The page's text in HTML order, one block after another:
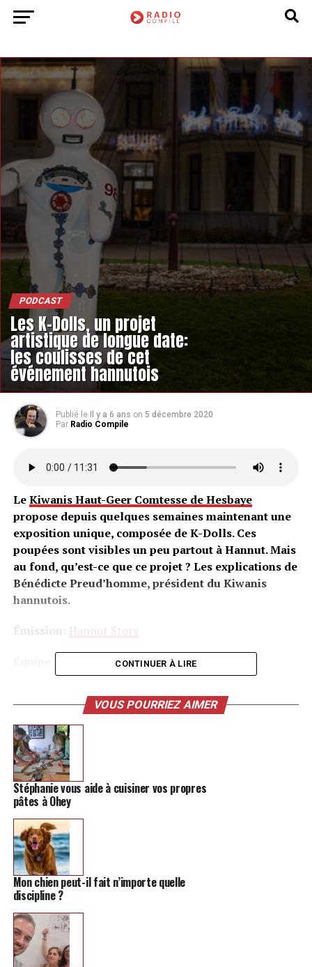
PODCAST
Les K-Dolls, un projet
artistique de longue date:
les coulisses de cet
événement hannutois
Publié le Il y a 6 ans on 5 décembre 2020
Par Radio Compile
LeKiwanis Haut-Geer Comtesse de Hesbaye
propose depuis quelques semaines maintenant une
exposition unique, composée de K-Dolls. Ces
poupées sont visibles un peu partout à Hannut. Mais
au fond, qu’est-ce que ce projet ? Les explications de
Bénédicte Preud’homme, président du Kiwanis
hannutois.
Émission: Hannut Story
André Roder
TAGS HANNUT STORY
SUIVANT
Un incubateur à projets installé à Hannut: voici
comment cela fonctionne
NE MANQUEZ PAS
Le Kiwanis, qu’est-ce que c’est ?
CONTINUER À LIRE
VOUS POURRIEZ AIMER
Stéphanie vous aide à cuisiner vos propres
pâtes à Ohey
Mon chien peut-il fait n’importe quelle
discipline ?